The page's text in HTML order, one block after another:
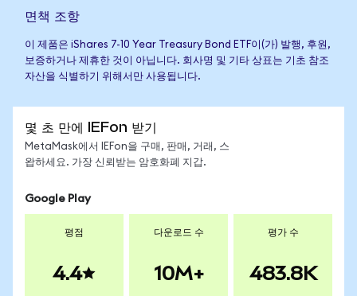
면책 조항
이 제품은 iShares 7-10 Year Treasury Bond ETF이(가) 발행, 후원,
보증하거나 제휴한 것이 아닙니다. 회사명 및 기타 상표는 기초 참조
자산을 식별하기 위해서만 사용됩니다.
몇 초 만에 IEFon 받기
MetaMask에서 IEFon을 구매, 판매, 거래, 스
왑하세요. 가장 신뢰받는 암호화폐 지갑.
Google Play
평점
4.4
다운로드 수
10M+
평가 수
483.8K